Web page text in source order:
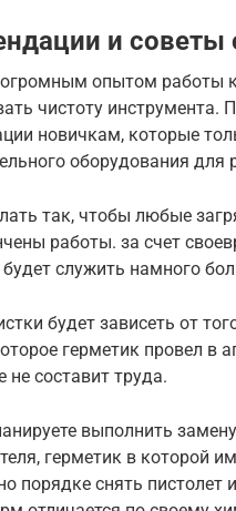
и советы
опытом работы
чистоту инструмента.
новичкам, которые
оборудования
так, чтобы любые
работы. за счет
будет служить намного
будет зависеть от
герметик провел в
не составит труда.
выполнить
герметик в которой
порядке снять